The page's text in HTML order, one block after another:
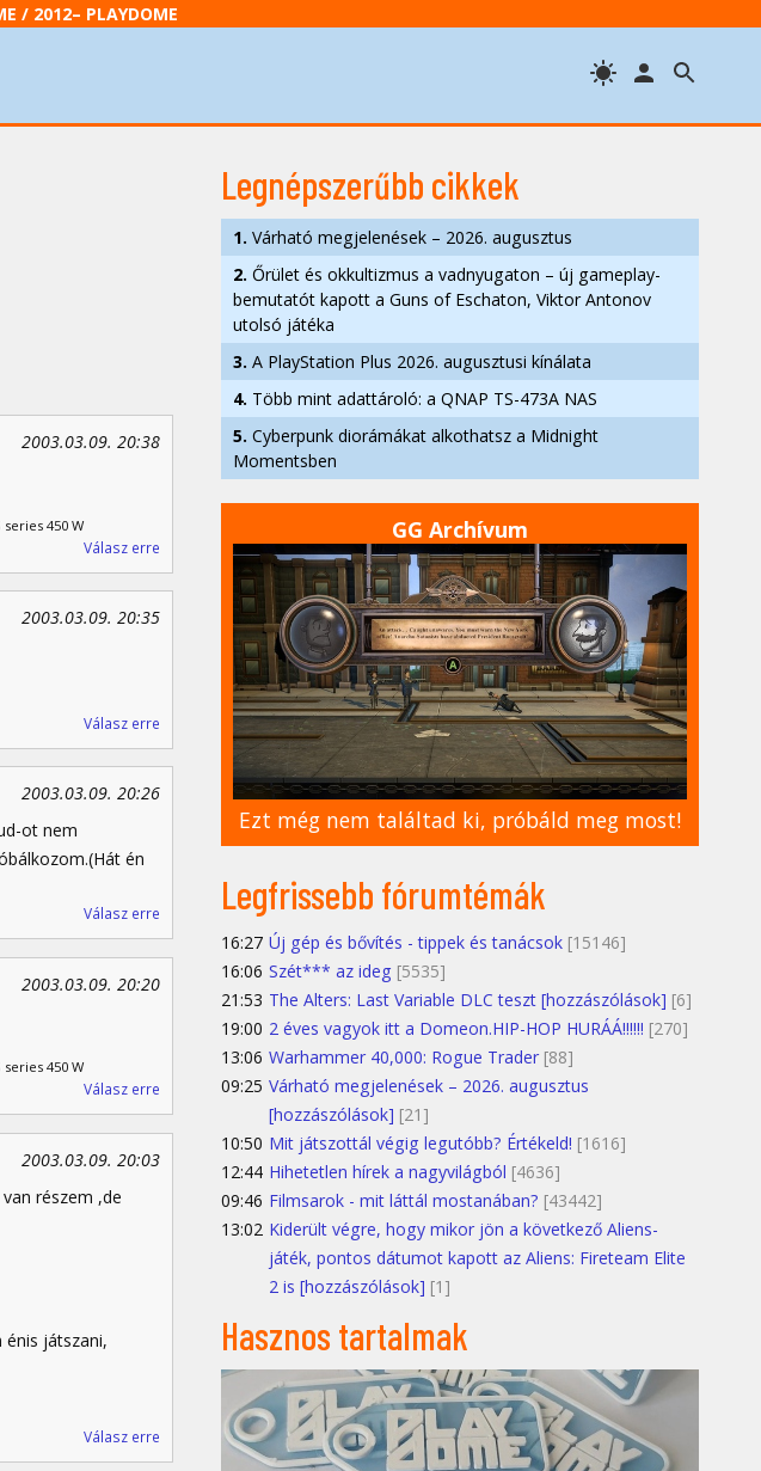
/ 2012– PLAYDOME
2003.03.09. 20:38
450 W
Válasz erre
2003.03.09. 20:35
Válasz erre
2003.03.09. 20:26
ot nem
én
Válasz erre
2003.03.09. 20:20
450 W
Válasz erre
2003.03.09. 20:03
részem ,de
játszani,
Válasz erre
Legnépszerűbb cikkek
1. Várható megjelenések – 2026. augusztus
2. Őrület és okkultizmus a vadnyugaton – új gameplay-
bemutatót kapott a Guns of Eschaton, Viktor Antonov
utolsó játéka
3. A PlayStation Plus 2026. augusztusi kínálata
4. Több mint adattároló: a QNAP TS-473A NAS
5. Cyberpunk diorámákat alkothatsz a Midnight
Momentsben
GG Archívum
Ezt még nem találtad ki, próbáld meg most!
Legfrissebb fórumtémák
16:27 Új gép és bővítés - tippek és tanácsok [15146]
16:06 Szét*** az ideg [5535]
21:53 The Alters: Last Variable DLC teszt [hozzászólások] [6]
19:00 2 éves vagyok itt a Domeon.HIP-HOP HURÁÁ!!!!!! [270]
13:06 Warhammer 40,000: Rogue Trader [88]
09:25 Várható megjelenések – 2026. augusztus
[hozzászólások] [21]
10:50 Mit játszottál végig legutóbb? Értékeld! [1616]
12:44 Hihetetlen hírek a nagyvilágból [4636]
09:46 Filmsarok - mit láttál mostanában? [43442]
13:02 Kiderült végre, hogy mikor jön a következő Aliens-
játék, pontos dátumot kapott az Aliens: Fireteam Elite
2 is [hozzászólások] [1]
Hasznos tartalmak